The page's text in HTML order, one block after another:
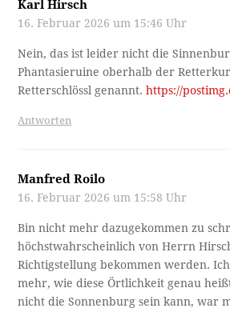
Karl Hirsch
16. Februar 2026 um 15:46 Uhr
Nein, das ist leider nicht die
Phantasieruine oberhalb der
Retterschlössl genannt.https://
Antworten
Manfred Roilo
16. Februar 2026 um 15:58 Uhr
Bin nicht mehr dazugekommen zu
höchstwahrscheinlich von Herrn
Richtigstellung bekommen werden.
mehr, wie diese Örtlichkeit genau
nicht die Sonnenburg sein kann, war